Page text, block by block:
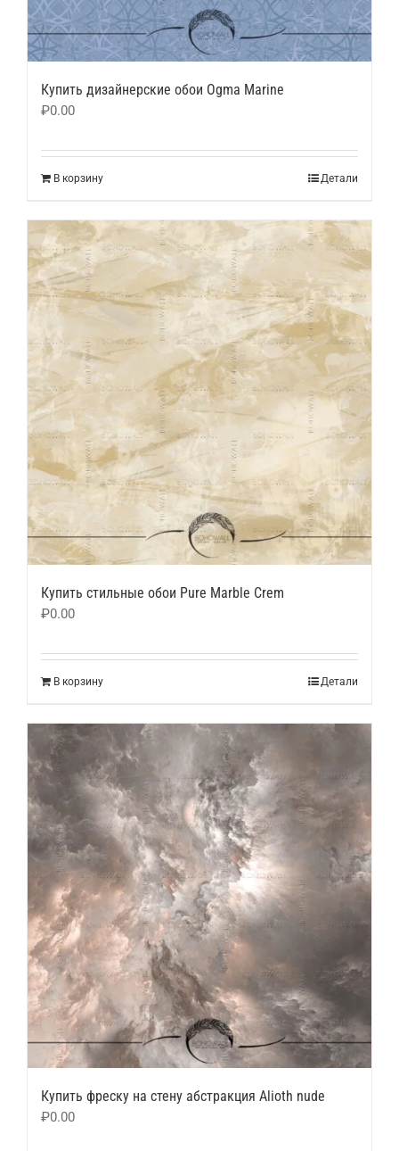
Купить дизайнерские обои Ogma Marine
₽0.00
В корзину Детали
Купить стильные обои Pure Marble Crem
₽0.00
В корзину Детали
Купить фреску на стену абстракция Alioth nude
₽0.00